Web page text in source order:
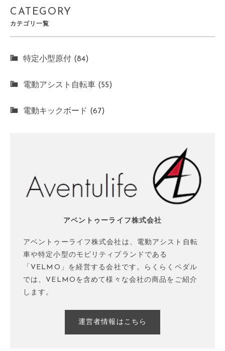
CATEGORY
カテゴリ一覧
特定小型原付 (84)
電動アシスト自転車 (55)
電動キックボード (67)
アベントゥーライフ株式会社
アベントゥーライフ株式会社は、電動アシスト自転
車や特定小型のモビリティブランドである
「VELMO」を経営する会社です。らくらくペダル
では、VELMOを含めて様々な会社の商品をご紹介
します。
運営者情報はこちら